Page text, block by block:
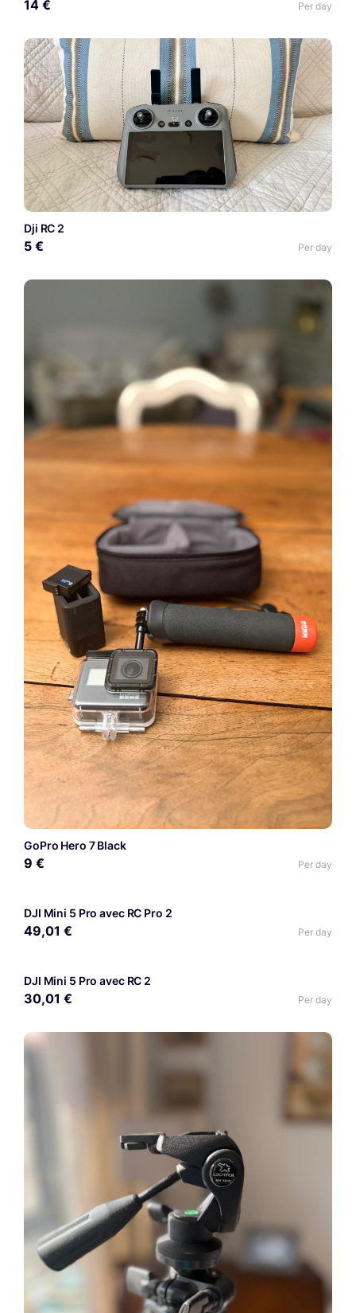
14 € Per day
Dji RC 2
5 € Per day
GoPro Hero 7 Black
9 € Per day
DJI Mini 5 Pro avec RC Pro 2
49,01 € Per day
DJI Mini 5 Pro avec RC 2
30,01 € Per day